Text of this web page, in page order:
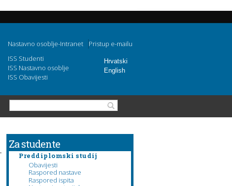
Hrvatski
English
Nastavno osoblje-Intranet
Pristup e-mailu
ISS Studenti
ISS Nastavno osoblje
ISS Obavijesti
Search form
Za studente
Preddiplomski studij
Obavijesti
Raspored nastave
Raspored ispita